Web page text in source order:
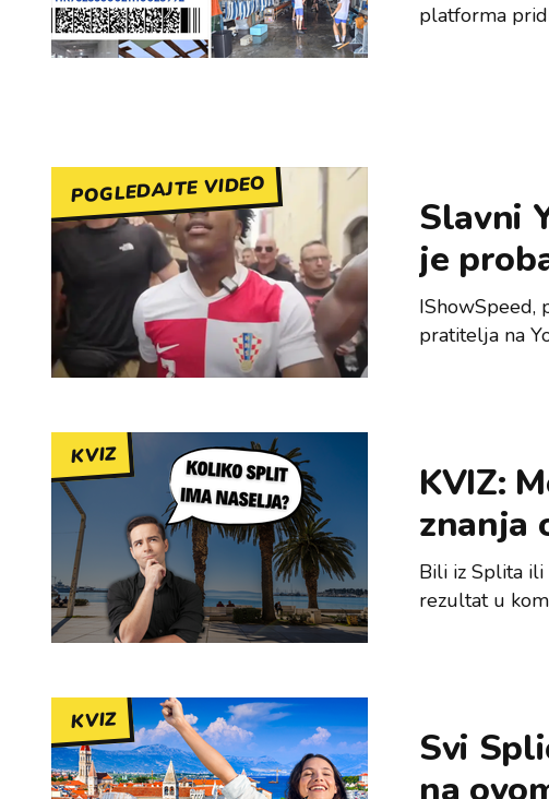
platforma
POGLEDAJTE VIDEO
Slavni
je
IShowSpeed,
pratitelja na
KVIZ
KVIZ:
znanja
Bili iz Splita ili
rezultat u
KVIZ
Svi
na